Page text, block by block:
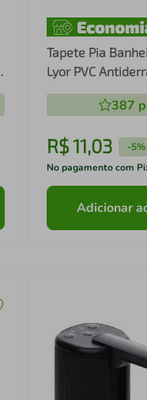
Tapete Pia
Lyor PVC
387
R$11,03 -5%
No pagamento com
Adicionar